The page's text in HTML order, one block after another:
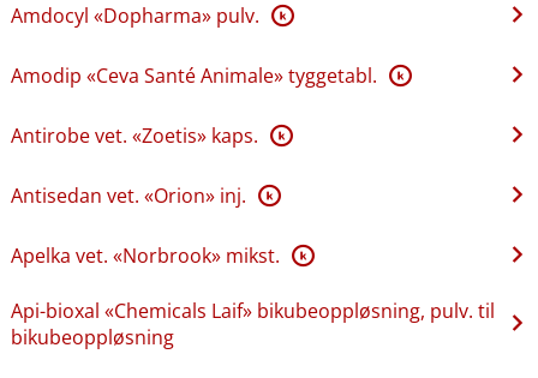
Amdocyl «Dopharma» pulv. K
Amodip «Ceva Santé Animale» tyggetabl. K
Antirobe vet. «Zoetis» kaps. K
Antisedan vet. «Orion» inj. K
Apelka vet. «Norbrook» mikst. K
Api-bioxal «Chemicals Laif» bikubeoppløsning, pulv. til
bikubeoppløsning